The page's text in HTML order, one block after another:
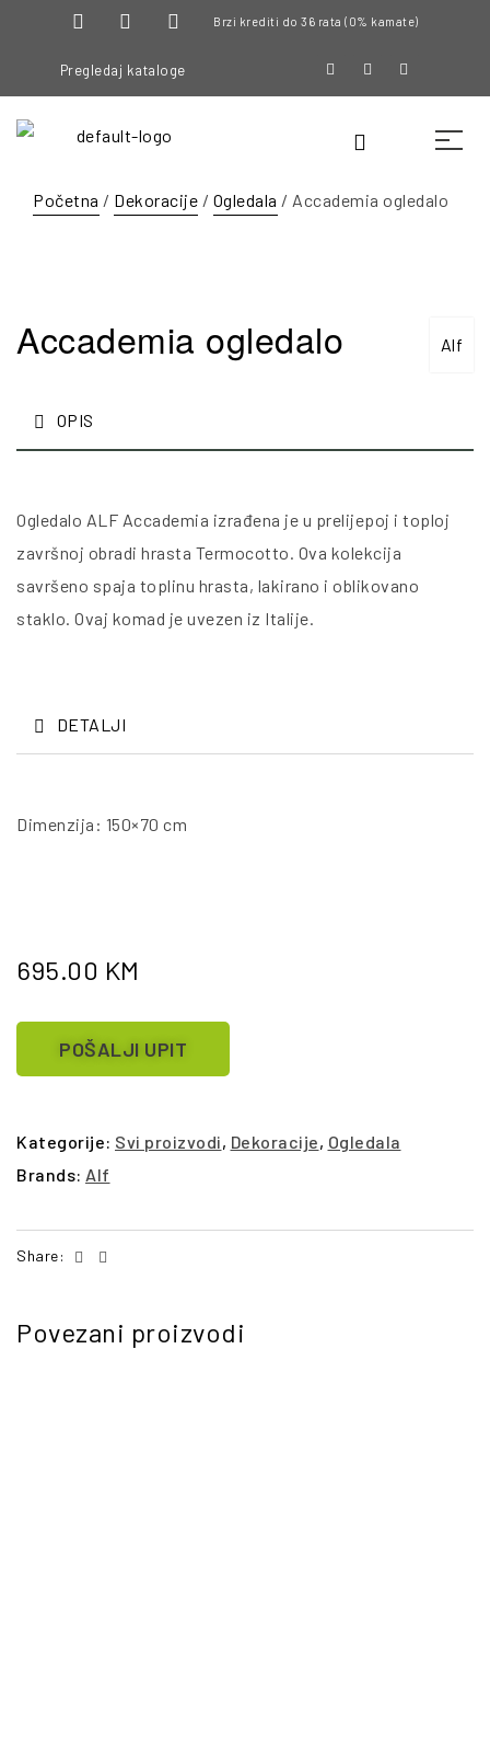
Brzi krediti do 36 rata (0% kamate)
Pregledaj kataloge
Početna / Dekoracije / Ogledala / Accademia ogledalo
Alf
Accademia ogledalo
OPIS
Ogledalo ALF Accademia izrađena je u prelijepoj i toploj
završnoj obradi hrasta Termocotto. Ova kolekcija
savršeno spaja toplinu hrasta, lakirano i oblikovano
staklo. Ovaj komad je uvezen iz Italije.
DETALJI
Dimenzija: 150×70 cm
695.00 KM
POŠALJI UPIT
Kategorije: Svi proizvodi, Dekoracije, Ogledala
Brands: Alf
Share: Facebook
Povezani proizvodi